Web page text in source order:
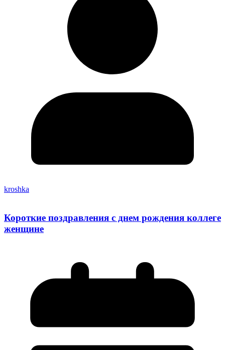
kroshka
Короткие поздравления с днем рождения коллеге
женщине